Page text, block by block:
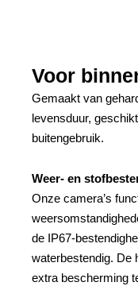
Voor
Gemaakt van
levensduur,
buitengebruik.
Weer- en
Onze camera’s
de IP67-
waterbestendig. De
extra bescherming